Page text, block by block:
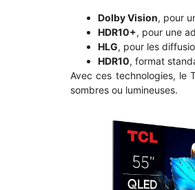
Dolby Vision, pour
HDR10+, pour une
HLG, pour les
HDR10, format
Avec ces technologies, le
sombres ou lumineuses.